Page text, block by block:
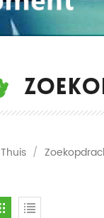
Thuis /